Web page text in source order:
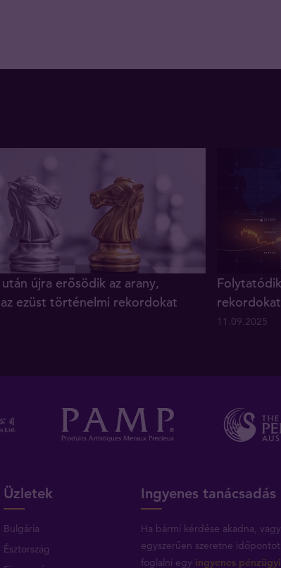
újra erősödik az arany,
ezüst történelmi rekordokat
11.09.2025
Üzletek
Bulgária
Észtország
Ingyenes tanácsadás
Ha bármi kérdése akadna, vagy
egyszerűen szeretne időpontot
foglalni egy ingyenes pénzügyi